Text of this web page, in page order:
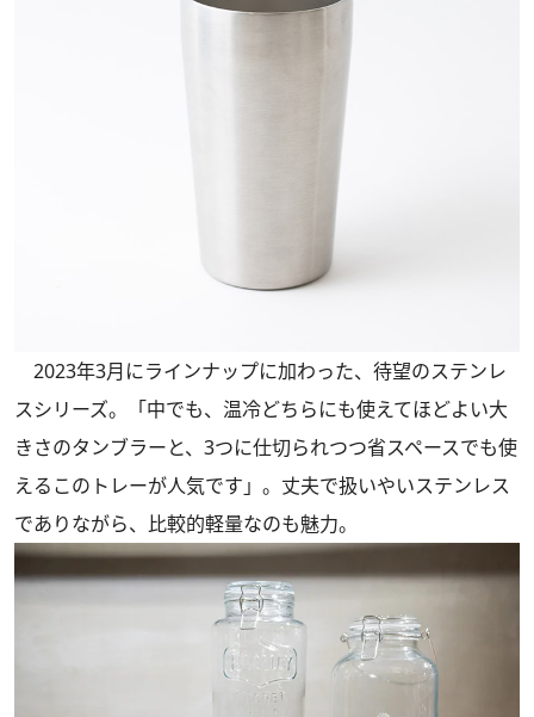
2023年3月にラインナップに加わった、待望のステンレ
スシリーズ。「中でも、温冷どちらにも使えてほどよい大
きさのタンブラーと、3つに仕切られつつ省スペースでも使
えるこのトレーが人気です」。丈夫で扱いやいステンレス
でありながら、比較的軽量なのも魅力。